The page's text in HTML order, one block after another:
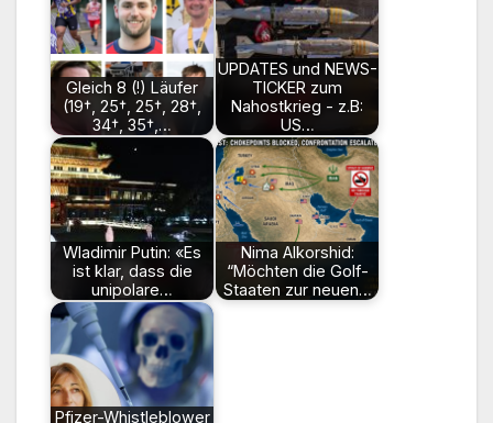
Gleich 8 (!) Läufer
(19†, 25†, 25†, 28†,
34†, 35†,…
UPDATES und NEWS-
TICKER zum
Nahostkrieg - z.B:
US…
Wladimir Putin: «Es
ist klar, dass die
unipolare…
Nima Alkorshid:
“Möchten die Golf-
Staaten zur neuen…
Pfizer-Whistleblower